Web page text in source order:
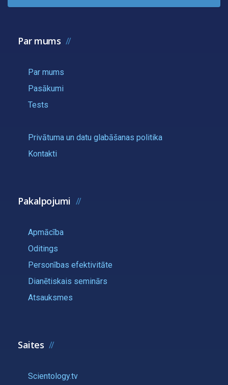
Par mums
Par mums
Pasākumi
Tests
Privātuma un datu glabāšanas politika
Kontakti
Pakalpojumi
Apmācība
Oditings
Personības efektivitāte
Dianētiskais seminārs
Atsauksmes
Saites
Scientology.tv